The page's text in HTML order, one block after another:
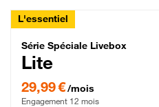
L'essentiel
Série Spéciale
Série Spéciale Livebox
Lite
29,99 €/mois
Engagement 12 mois